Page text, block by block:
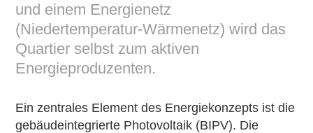
und einem Energienetz
(Niedertemperatur-Wärmenetz) wird das
Quartier selbst zum aktiven
Energieproduzenten.
Ein zentrales Element des Energiekonzepts ist die
gebäudeintegrierte Photovoltaik (BIPV). Die